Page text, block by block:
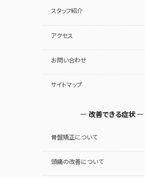
スタッフ紹介
アクセス
お問い合わせ
サイトマップ
改善できる症状
骨盤矯正について
頭痛の改善について